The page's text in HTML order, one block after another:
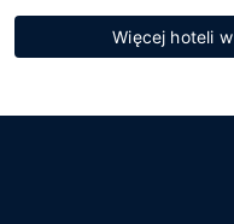
Więcej hoteli